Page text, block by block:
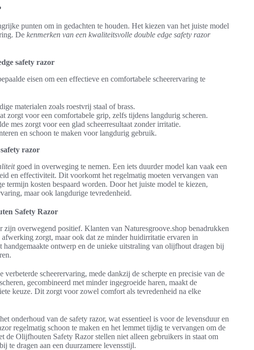
punten om in gedachten te houden. Het kiezen van het juiste model
De kenmerken van een kwaliteitsvolle double edge safety razor
safety razor
eisen om een effectieve en comfortabele scheerervaring te
materialen zoals roestvrij staal of brass.
zorgt voor een comfortabele grip, zelfs tijdens langdurig scheren.
mes zorgt voor een glad scheerresultaat zonder irritatie.
en schoon te maken voor langdurig gebruik.
razor
goed in overweging te nemen. Een iets duurder model kan vaak een
en effectiviteit. Dit voorkomt het regelmatig moeten vervangen van
termijn kosten bespaard worden. Door het juiste model te kiezen,
maar ook langdurige tevredenheid.
Safety Razor
overwegend positief. Klanten van Naturesgroove.shop benadrukken
zorgt, maar ook dat ze minder huidirritatie ervaren in
ontwerp en de unieke uitstraling van olijfhout dragen bij
scheerervaring, mede dankzij de scherpte en precisie van de
gecombineerd met minder ingegroeide haren, maakt de
keuze. Dit zorgt voor zowel comfort als tevredenheid na elke
onderhoud van de safety razor, wat essentieel is voor de levensduur en
regelmatig schoon te maken en het lemmet tijdig te vervangen om de
de Olijfhouten Safety Razor stellen niet alleen gebruikers in staat om
te dragen aan een duurzamere levensstijl.